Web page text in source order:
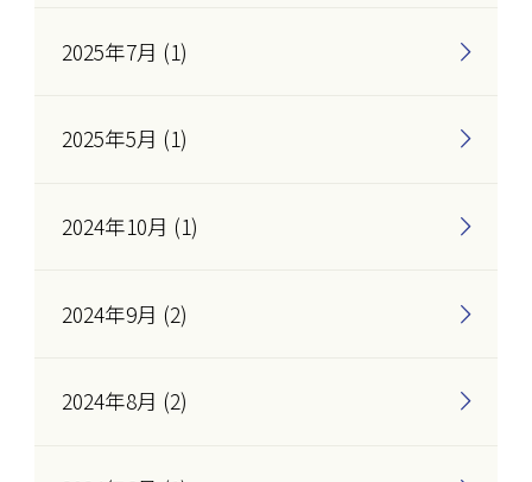
2025年7月 (1)
2025年5月 (1)
2024年10月 (1)
2024年9月 (2)
2024年8月 (2)